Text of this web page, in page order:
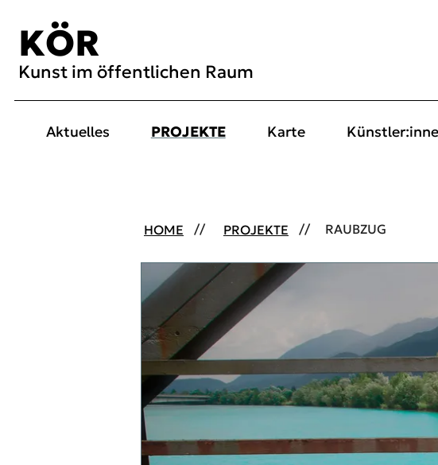
KÖR
Kunst im öffentlichen Raum
Aktuelles PROJEKTE Karte
HOME PROJEKTE RAUBZUG